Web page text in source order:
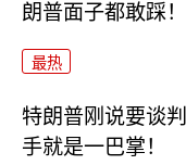
朗普面子都敢踩！
最热
特朗普刚说要谈
手就是一巴掌！